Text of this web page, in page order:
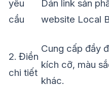
yêu
cầu
Dán link sản
website Local
2. Điền
chi tiết
Cung cấp đầy
kích cỡ, màu
khác.